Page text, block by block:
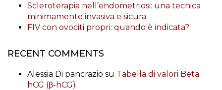
Scleroterapia nell’endometriosi: una tecnica
minimamente invasiva e sicura
FIV con ovociti propri: quando è indicata?
RECENT COMMENTS
Alessia Di pancrazio su Tabella di valori Beta
hCG (β-hCG)